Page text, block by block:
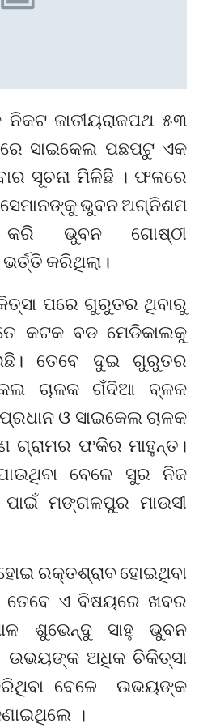
ଜାତୀୟରାଜପଥ ୫୩
ସାଇକେଲ ପଛପଟୁ ଏକ
ସୂଚନା ମିଳିଛି । ଫଳରେ
ଭୁବନ ଅଗ୍ନିଶମ
କରି ଭୁବନ ଗୋଷ୍ଠୀ
କରିଥିଲା।
ପରେ ଗୁରୁତର ଥିବାରୁ
କଟକ ବଡ ମେଡିକାଲକୁ
ତେବେ ଦୁଇ ଗୁରୁତର
ଚାଳକ ଗଁଦିଆ ବ୍ଳକ
ଓ ସାଇକେଲ ଚାଳକ
ଗ୍ରାମର ଫକିର ମାହୁନ୍ତ।
ବେଳେ ସୁର ନିଜ
ପାଇଁ ମଙ୍ଗଳପୁର ମାଉସୀ
ରକ୍ତଶ୍ରାବ ହୋଇଥିବା
ତେବେ ଏ ବିଷୟରେ ଖବର
ଶୁଭେନ୍ଦୁ ସାହୁ ଭୁବନ
ଉଭୟଙ୍କ ଅଧିକ ଚିକିତ୍ସା
ବେଳେ ଉଭୟଙ୍କ
।